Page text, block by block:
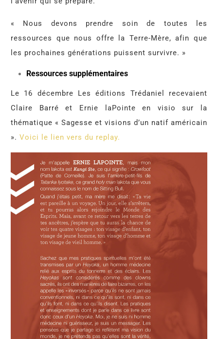
« Nous devons prendre soin de toutes les
ressources que nous offre la Terre-Mère, afin que
les prochaines générations puissent survivre. »
Ressources supplémentaires
Le 16 décembre Les éditions Trédaniel recevaient
Claire Barré et Ernie laPointe en visio sur la
thématique « Sagesse et visions d’un natif américain
». Voici le lien vers du replay.